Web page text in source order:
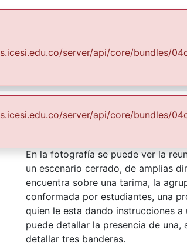
Yumbo
En la fotografía se puede ver la
un escenario cerrado, de amplias
encuentra sobre una tarima, la
conformada por estudiantes, una
quien le esta dando instrucciones
puede detallar la presencia de
detallar tres banderas.
server/api/core/bundles/
server/api/core/bundles/